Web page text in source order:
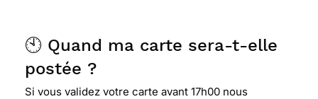
🕙 Quand ma carte sera-t-elle
postée ?
Si vous validez votre carte avant 17h00 nous